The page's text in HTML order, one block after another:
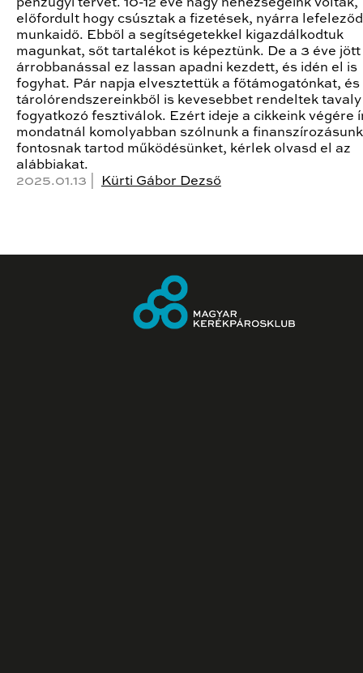
előfordult hogy csúsztak a fizetések, nyárra
munkaidő. Ebből a segítségetekkel kigazdálkodtuk
magunkat, sőt tartalékot is képeztünk. De a 3 éve jött
árrobbanással ez lassan apadni kezdett, és idén el is
fogyhat. Pár napja elvesztettük a főtámogatónkat, és
tárolórendszereinkből is kevesebbet rendeltek tavaly
fogyatkozó fesztiválok. Ezért ideje a cikkeink végére
mondatnál komolyabban szólnunk a
fontosnak tartod működésünket, kérlek olvasd el az
alábbiakat.
2025.01.13 |
Kürti Gábor Dezső